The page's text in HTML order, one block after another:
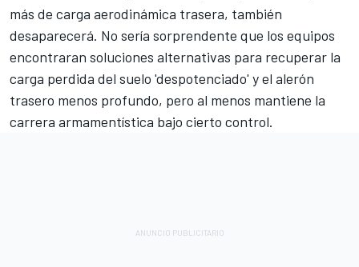
más de carga aerodinámica trasera, también
desaparecerá. No sería sorprendente que los equipos
encontraran soluciones alternativas para recuperar la
carga perdida del suelo 'despotenciado' y el alerón
trasero menos profundo, pero al menos mantiene la
carrera armamentística bajo cierto control.